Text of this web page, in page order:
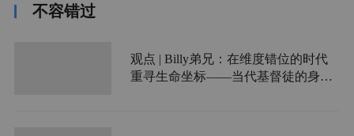
不容错过
观点 | Billy弟兄：在维度错位的时代
重寻生命坐标——当代基督徒的身份